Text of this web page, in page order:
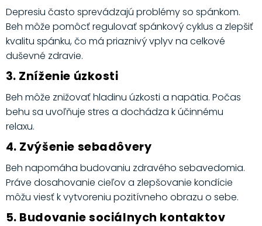
Depresiu často sprevádzajú problémy so spánkom.
Beh môže pomôcť regulovať spánkový cyklus a zlepšiť
kvalitu spánku, čo má priaznivý vplyv na celkové
duševné zdravie.
3. Zníženie úzkosti
Beh môže znižovať hladinu úzkosti a napätia. Počas
behu sa uvoľňuje stres a dochádza k účinnému
relaxu.
4. Zvýšenie sebadôvery
Beh napomáha budovaniu zdravého sebavedomia.
Práve dosahovanie cieľov a zlepšovanie kondície
môžu viesť k vytvoreniu pozitívneho obrazu o sebe.
5. Budovanie sociálnych kontaktov